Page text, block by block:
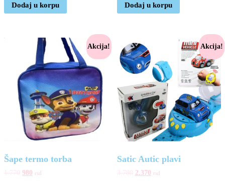
Dodaj u korpu Dodaj u korpu
Akcija!
Šape termo torba
980 rsd
Akcija!
Satic Autic plavi
2.370 rsd